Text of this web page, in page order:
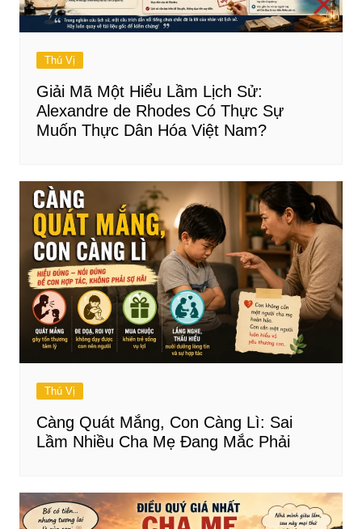
Thú Vị
Giải Mã Một Hiểu Lầm Lịch Sử:
Alexandre de Rhodes Có Thực Sự
Muốn Thực Dân Hóa Việt Nam?
Thú Vị
Càng Quát Mắng, Con Càng Lì: Sai
Lầm Nhiều Cha Mẹ Đang Mắc Phải